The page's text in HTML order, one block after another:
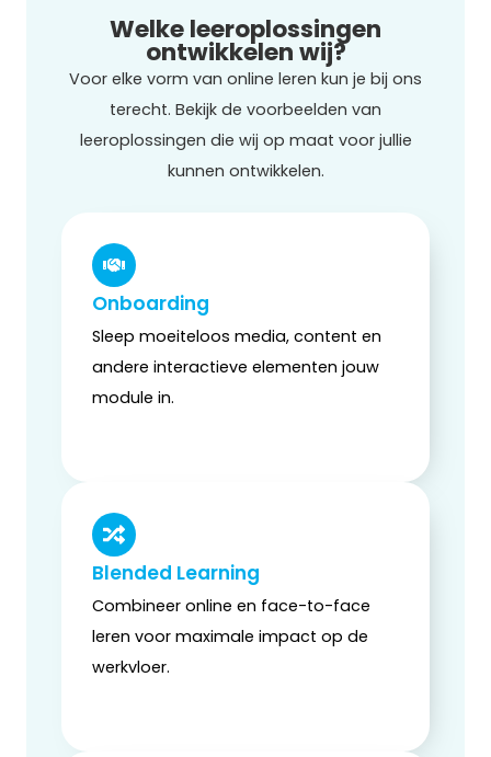
Welke leeroplossingen
ontwikkelen wij?
Voor elke vorm van online leren kun je bij ons
terecht. Bekijk de voorbeelden van
leeroplossingen die wij op maat voor jullie
kunnen ontwikkelen.
Onboarding
Sleep moeiteloos media, content en
andere interactieve elementen jouw
module in.
Blended Learning
Combineer online en face-to-face
leren voor maximale impact op de
werkvloer.